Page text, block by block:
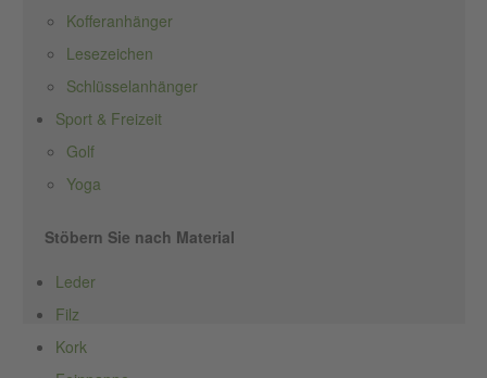
Kofferanhänger
Lesezeichen
Schlüsselanhänger
Sport & Freizeit
Golf
Yoga
Stöbern Sie nach Material
Leder
Filz
Kork